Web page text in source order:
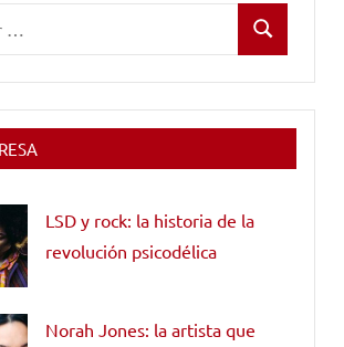
Buscar
LSD y rock: la historia de la
revolución psicodélica
Norah Jones: la artista que